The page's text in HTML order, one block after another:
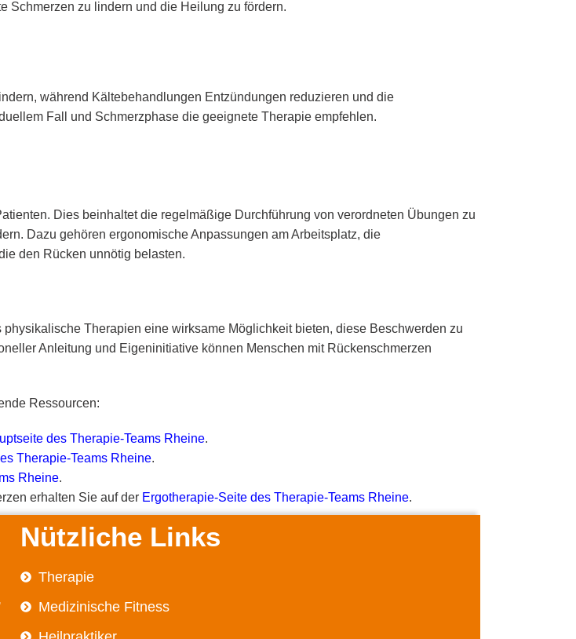
Schmerzen zu lindern und die Heilung zu fördern.
während Kältebehandlungen Entzündungen reduzieren und die
Fall und Schmerzphase die geeignete Therapie empfehlen.
Dies beinhaltet die regelmäßige Durchführung von verordneten Übungen zu
Dazu gehören ergonomische Anpassungen am Arbeitsplatz, die
den Rücken unnötig belasten.
Therapien eine wirksame Möglichkeit bieten, diese Beschwerden zu
Anleitung und Eigeninitiative können Menschen mit Rückenschmerzen
Ressourcen:
des Therapie-Teams Rheine.
Therapie-Teams Rheine.
Rheine.
erhalten Sie auf der Ergotherapie-Seite des Therapie-Teams Rheine.
Nützliche Links
Therapie
Medizinische Fitness